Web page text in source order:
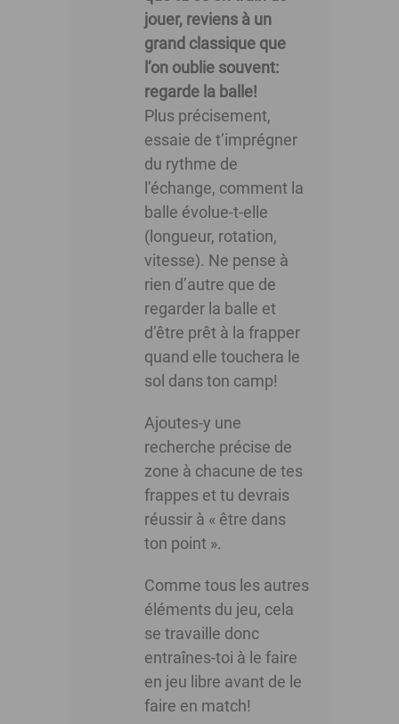
jouer, reviens à un
grand classique que
l’on oublie souvent:
regarde la balle!
Plus précisement,
essaie de t’imprégner
du rythme de
l’échange, comment la
balle évolue-t-elle
(longueur, rotation,
vitesse). Ne pense à
rien d’autre que de
regarder la balle et
d’être prêt à la frapper
quand elle touchera le
sol dans ton camp!
Ajoutes-y une
recherche précise de
zone à chacune de tes
frappes et tu devrais
réussir à « être dans
ton point ».
Comme tous les autres
éléments du jeu, cela
se travaille donc
entraînes-toi à le faire
en jeu libre avant de le
faire en match!